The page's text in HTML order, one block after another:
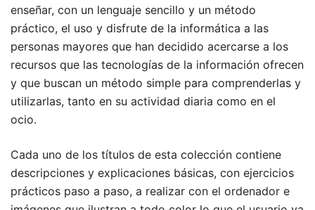
enseñar, con un lenguaje sencillo y un método
práctico, el uso y disfrute de la informática a las
personas mayores que han decidido acercarse a los
recursos que las tecnologías de la información ofrecen
y que buscan un método simple para comprenderlas y
utilizarlas, tanto en su actividad diaria como en el
ocio.
Cada uno de los títulos de esta colección contiene
descripciones y explicaciones básicas, con ejercicios
prácticos paso a paso, a realizar con el ordenador e